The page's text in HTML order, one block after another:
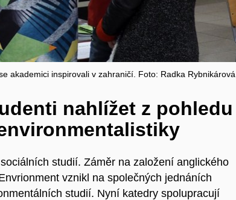
akademici inspirovali v zahraničí. Foto: Radka Rybnikárová
nahlížet z pohledu
studií. Záměr na založení anglického
vznikl na společných jednáních
studií. Nyní katedry spolupracují